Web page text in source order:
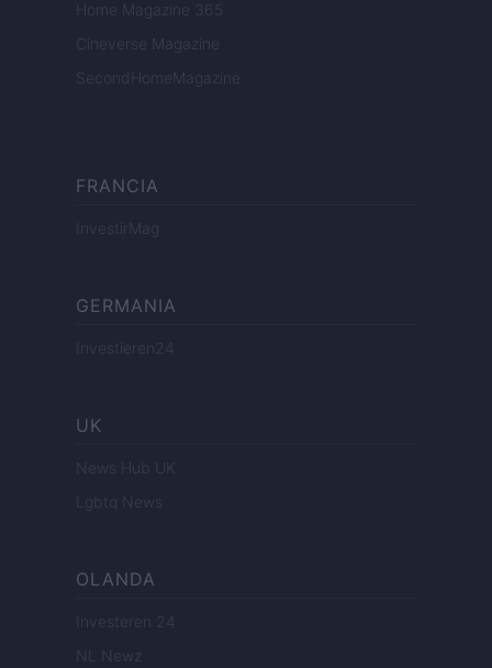
Home Magazine 365
Cineverse Magazine
SecondHomeMagazine
FRANCIA
InvestirMag
GERMANIA
Investieren24
UK
News Hub UK
Lgbtq News
OLANDA
Investeren 24
NL Newz